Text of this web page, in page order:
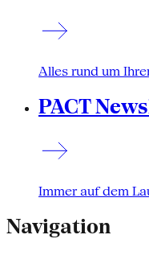
Alles rund um
PACT
Immer auf dem
Navigation